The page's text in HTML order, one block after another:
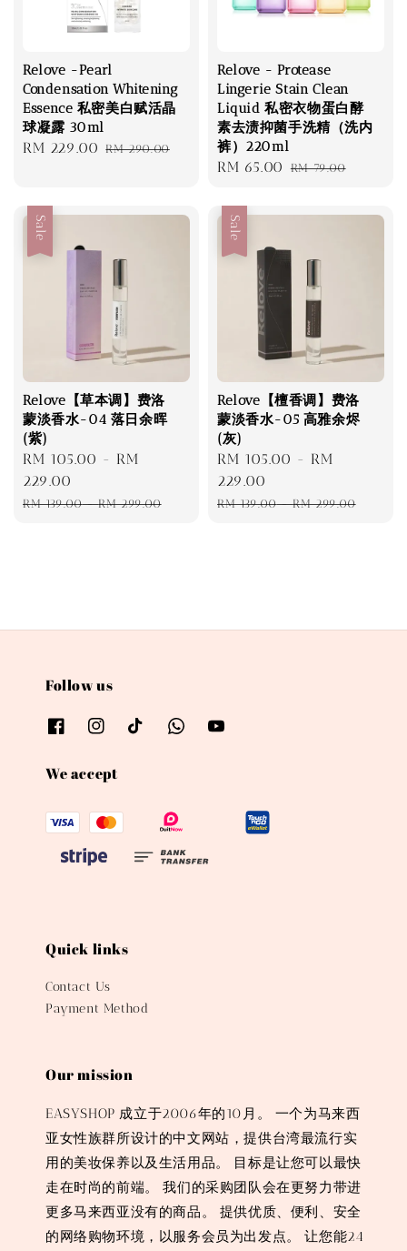
Relove -Pearl
Condensation Whitening
Essence 私密美白赋活晶
球凝露 30ml
Sale
RM 229.00 Regular
RM 290.00
Relove - Protease
Lingerie Stain Clean
Liquid 私密衣物蛋白酵
素去渍抑菌手洗精（洗内
裤）220ml
Sale
RM 65.00 Regular
RM 79.00
Sale
Relove【草本调】费洛
蒙淡香水-04 落日余晖
(紫)
Sale
price
RM 105.00 - RM
229.00
Regular
RM 139.00-RM 299.00
Sale
Relove【檀香调】费洛
蒙淡香水-05 高雅余烬
(灰)
Sale
price
RM 105.00 - RM
229.00
Regular
RM 139.00-RM 299.00
Follow us
We accept
Quick links
Contact Us
Payment Method
Our mission
EASYSHOP 成立于2006年的10月。 一个为马来西
亚女性族群所设计的中文网站，提供台湾最流行实
用的美妆保养以及生活用品。 目标是让您可以最快
走在时尚的前端。 我们的采购团队会在更努力带进
更多马来西亚没有的商品。 提供优质、便利、安全
的网络购物环境，以服务会员为出发点。 让您能24